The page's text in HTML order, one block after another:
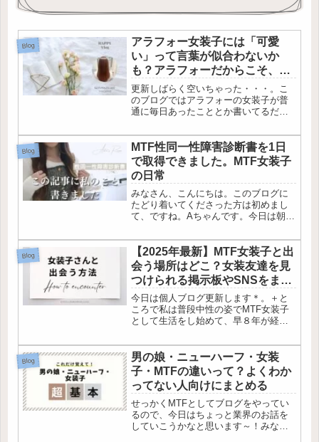
Blog
アラフォー女装子には「可愛
い」って言葉が似合わないか
も？アラフォーだからこそ、目
指したい人間像について
更新しばらく空いちゃった・・・。こ
のブログではアラフォーの女装子が普
通に毎日あったこととか書いてるだけ
こうかなって筆が止まりがち
で・・・。でも、一周回っていたって
普通にその時感じたことをブログ書い
ていくこと...
Blog
MTF性同一性障害診断書を1日
で取得できました。MTF女装子
の日常
みなさん、こんにちは。このブログに
たどり着いてくださった方は初めまし
て、ですね。Aちゃんです。今日は朝か
（MTF）の診断書をもらってきまし
た。動き始めてから約2か月、改めてこ
れからMTFとして新しい人生を送...
Blog
【2025年最新】MTF女装子と出
会う場所はどこ？女装友達を見
つけられる掲示板やSNSをまと
めてみた
今日は個人ブログ更新します＊。＋と
ころで私は普段中性の姿でMTF女装子
として生活をし始めて、早８年が経過
いの場も大きく様変わりしてきたよう
に思うので、ここで掲示板とかSNSな
ど出会いがあるプラットフォームが...
Blog
男の娘・ニューハーフ・女装
子・MTFの違いって？よくわか
ってない人向けにまとめる
せっかくMTFとしてブログをやってい
るので、今日はちょっと業界のお話を
していこうかなと思います～！みなさ